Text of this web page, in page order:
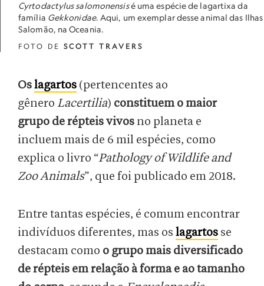
Cyrtodactylus salomonensisé uma espécie de lagartixa da
família Gekkonidae. Aqui, um exemplar desse animal das Ilhas
Salomão, na Oceania.
FOTO DE SCOTT TRAVERS
Oslagartos (pertencentes ao
gênero Lacertilia) constituem o maior
grupo de répteis vivos no planeta e
incluem mais de 6 mil espécies, como
explica o livro “Pathology of Wildlife and
Zoo Animals”, que foi publicado em 2018.
Entre tantas espécies, é comum encontrar
indivíduos diferentes, mas os lagartos se
destacam como o grupo mais diversificado
de répteis em relação à forma e ao tamanho